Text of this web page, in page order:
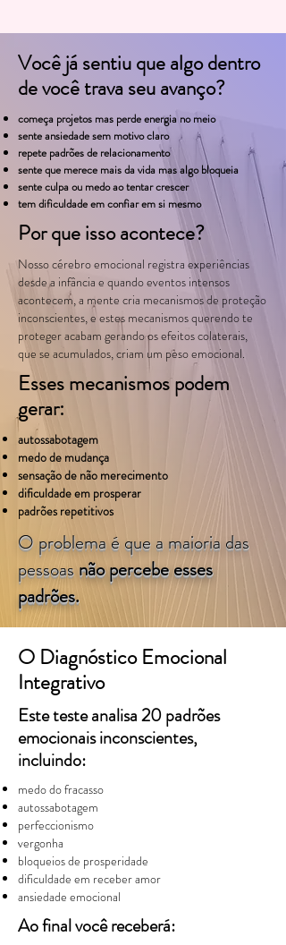
Você já sentiu que algo dentro
de você trava seu avanço?
começa projetos mas perde energia no meio
sente ansiedade sem motivo claro
repete padrões de relacionamento
sente que merece mais da vida mas algo bloqueia
sente culpa ou medo ao tentar crescer
tem dificuldade em confiar em si mesmo
Por que isso acontece?
Nosso cérebro emocional registra experiências
desde a infância e quando eventos intensos
acontecem, a mente cria mecanismos de proteção
inconscientes, e estes mecanismos querendo te
proteger acabam gerando os efeitos colaterais,
que se acumulados, criam um peso emocional.
Esses mecanismos podem
gerar:
autossabotagem
medo de mudança
sensação de não merecimento
dificuldade em prosperar
padrões repetitivos
O problema é que a maioria das
pessoas não percebe esses
padrões.
O Diagnóstico Emocional
Integrativo
Este teste analisa 20 padrões
emocionais inconscientes,
incluindo:
medo do fracasso
autossabotagem
perfeccionismo
vergonha
bloqueios de prosperidade
dificuldade em receber amor
ansiedade emocional
Ao final você receberá: